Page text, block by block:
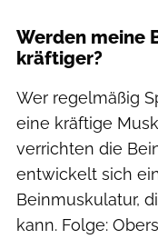
Werden meine
kräftiger?
Wer regelmäßig
eine kräftige
verrichten die
entwickelt sich
Beinmuskulatur,
kann. Folge: